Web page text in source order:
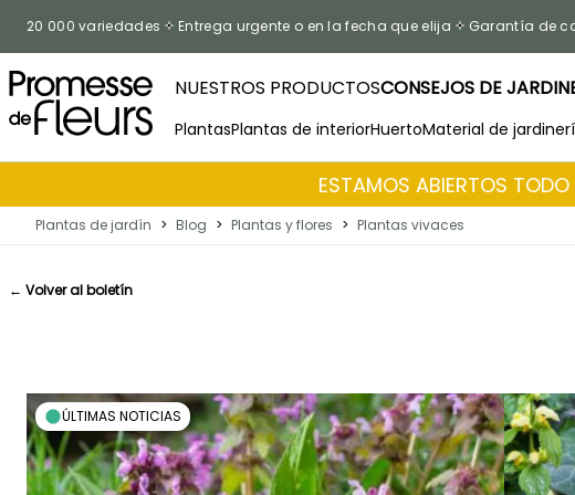
20 000 variedades Entrega urgente o en la fecha que elija Garantía de
NUESTROS PRODUCTOSCONSEJOS DE
PlantasPlantas de interiorHuertoMaterial de
ESTAMOS ABIERTOS
Plantas de jardín > Blog > Plantas y flores > Plantas vivaces
← Volver al boletín
ÚLTIMAS NOTICIAS